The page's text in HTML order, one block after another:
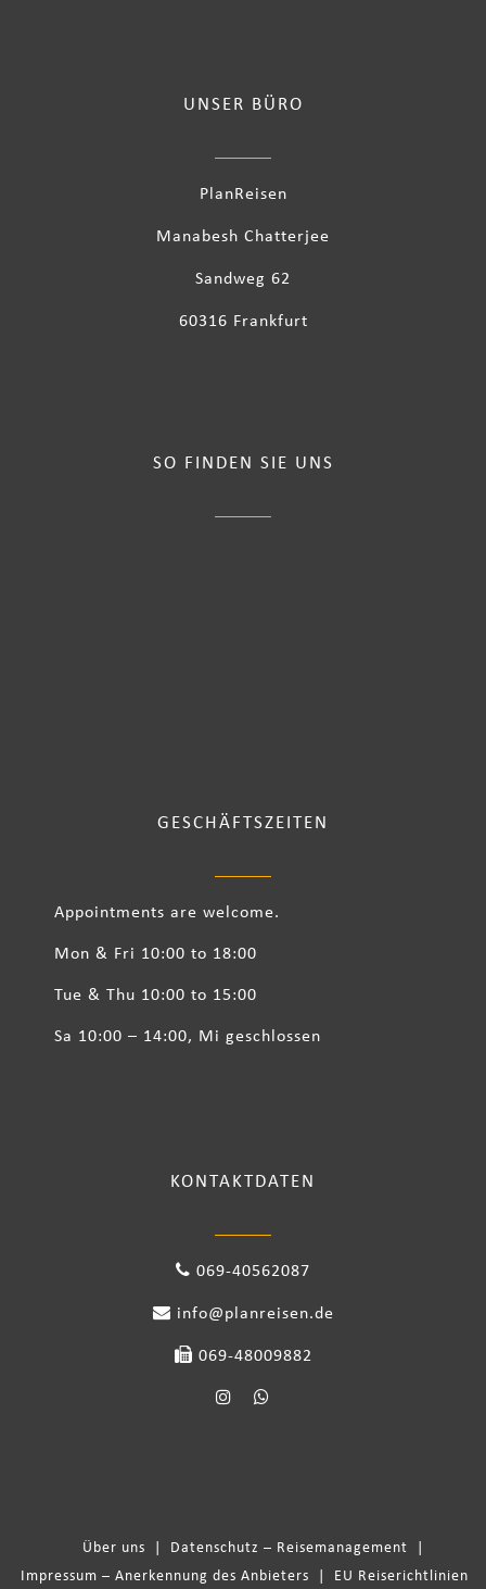
UNSER BÜRO
PlanReisen
Manabesh Chatterjee
Sandweg 62
60316 Frankfurt
SO FINDEN SIE UNS
GESCHÄFTSZEITEN
Appointments are welcome.
Mon & Fri 10:00 to 18:00
Tue & Thu 10:00 to 15:00
Sa 10:00 – 14:00, Mi geschlossen
KONTAKTDATEN
069-40562087
info@planreisen.de
069-48009882
Über uns Datenschutz – Reisemanagement
Impressum – Anerkennung des Anbieters
EU Reiserichtlinien